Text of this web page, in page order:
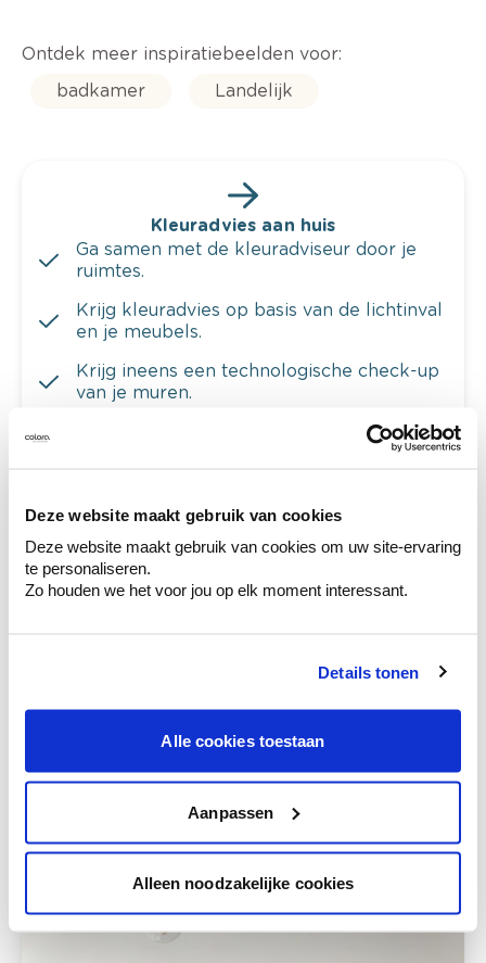
Deze website maakt gebruik van cookies
Deze website maakt gebruik van cookies om uw site-ervaring
te personaliseren.
Zo houden we het voor jou op elk moment interessant.
Details tonen
Alle cookies toestaan
Aanpassen
Alleen noodzakelijke cookies
Ontdek meer inspiratiebeelden voor:
badkamer
Landelijk
Kleuradvies aan huis
Ga samen met de kleuradviseur door je
ruimtes.
Krijg kleuradvies op basis van de lichtinval
en je meubels.
Krijg ineens een technologische check-up
van je muren.
Bekijk je kleur in de winkel
Ontdek er kleurechte stalen van je
kleurenselectie.
Bekijk er de bijhorende tinten om je kleur
Krijg persoonlijk advies om kleuren te